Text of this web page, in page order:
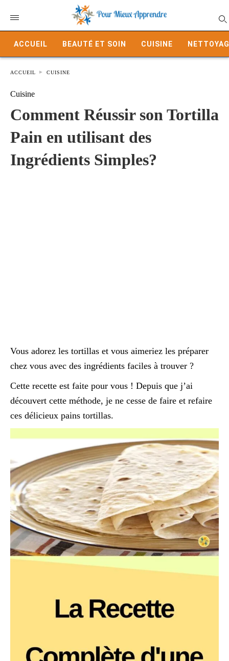
ACCUEIL BEAUTÉ ET SOIN CUISINE
ACCUEIL CUISINE
Cuisine
Comment Réussir son Tortilla
Pain en utilisant des
Ingrédients Simples?
Vous adorez les tortillas et vous aimeriez les préparer
chez vous avec des ingrédients faciles à trouver ?
Cette recette est faite pour vous ! Depuis que j’ai
découvert cette méthode, je ne cesse de faire et refaire
ces délicieux pains tortillas.